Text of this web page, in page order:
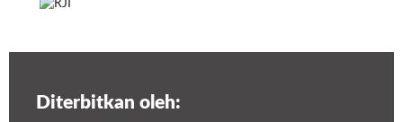
Diterbitkan oleh: